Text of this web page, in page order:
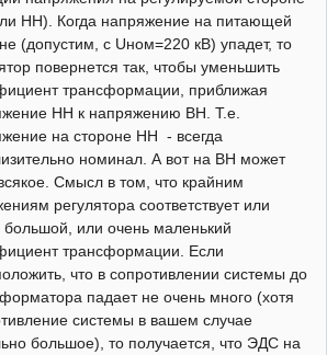
НН). Когда напряжение на питающей
(допустим, с Uном=220 кВ) упадет, то
повернется так, чтобы уменьшить
трансформации, приближая
НН к напряжению ВН. Т.е.
на стороне НН - всегда
номинал. А вот на ВН может
Смысл в том, что крайним
регулятора соответствует или
большой, или очень маленький
трансформации. Если
что в сопротивлении системы до
падает не очень много (хотя
системы в вашем случае
большое), то получается, что ЭДС на